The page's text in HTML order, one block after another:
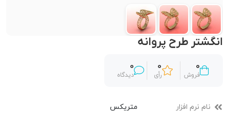
انگشتر طرح پروانه
0
فروش
0
رأی
0
دیدگاه
نام نرم افزار متریکس